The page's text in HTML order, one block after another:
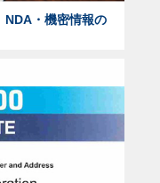
NDA・機密情報の